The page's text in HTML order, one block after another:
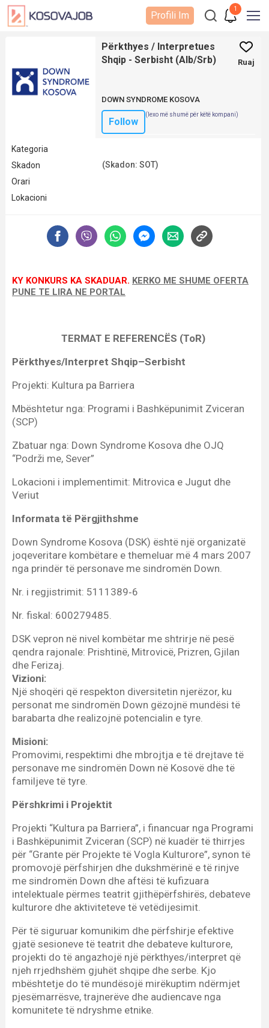
1
Profili Im
Përkthyes / Interpretues
Shqip - Serbisht (Alb/Srb)
Ruaj
DOWN SYNDROME KOSOVA
Follow
(lexo më shumë për këtë kompani)
Kategoria
Skadon
(Skadon: SOT)
Orari
Lokacioni